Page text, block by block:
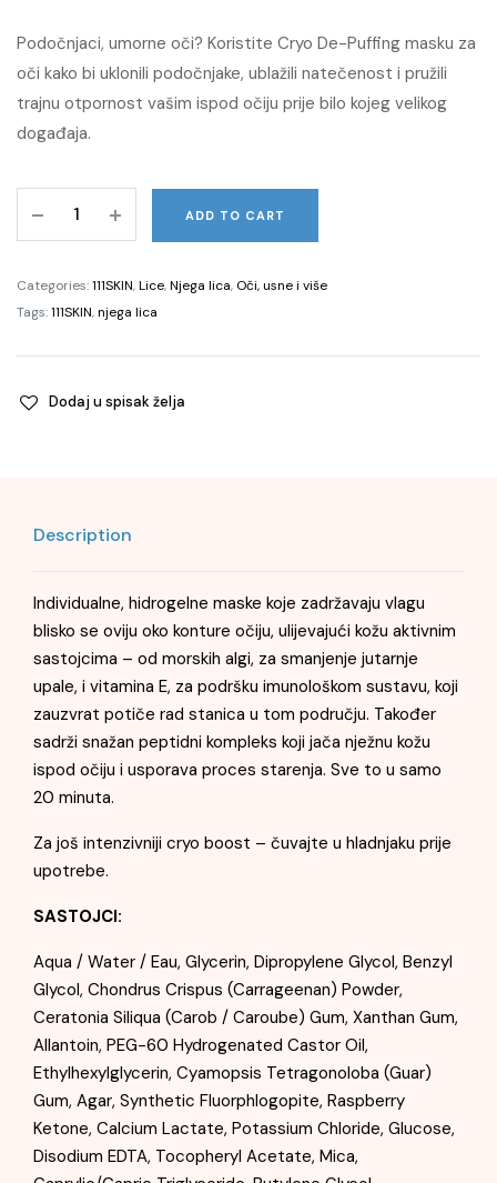
Podočnjaci, umorne oči? Koristite Cryo De-Puffing masku za
oči kako bi uklonili podočnjake, ublažili natečenost i pružili
trajnu otpornost vašim ispod očiju prije bilo kojeg velikog
događaja.
De-
Eye
Mask,
ml
ADD TO CART
Categories:111SKIN,Lice,Njega lica, Oči, usne i više
Tags:111SKIN,njega lica
Dodaj u spisak želja
Description
Individualne, hidrogelne maske koje zadržavaju vlagu
blisko se oviju oko konture očiju, ulijevajući kožu aktivnim
sastojcima – od morskih algi, za smanjenje jutarnje
upale, i vitamina E, za podršku imunološkom sustavu, koji
zauzvrat potiče rad stanica u tom području. Također
sadrži snažan peptidni kompleks koji jača nježnu kožu
ispod očiju i usporava proces starenja. Sve to u samo
20 minuta.
Za još intenzivniji cryo boost – čuvajte u hladnjaku prije
upotrebe.
SASTOJCI:
Aqua / Water / Eau, Glycerin, Dipropylene Glycol, Benzyl
Glycol, Chondrus Crispus (Carrageenan) Powder,
Ceratonia Siliqua (Carob / Caroube) Gum, Xanthan Gum,
Allantoin, PEG-60 Hydrogenated Castor Oil,
Ethylhexylglycerin, Cyamopsis Tetragonoloba (Guar)
Gum, Agar, Synthetic Fluorphlogopite, Raspberry
Ketone, Calcium Lactate, Potassium Chloride, Glucose,
Disodium EDTA, Tocopheryl Acetate, Mica,